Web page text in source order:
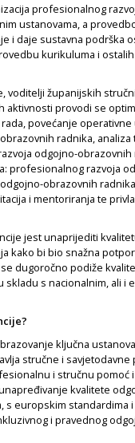
profesionalnog
ustanovama, a
i daje sustavna podrška
kurikuluma i
voditelji županijskih
provodi se
povećanje
radnika,
odgojno-obrazovnih
profesionalnog razvoja
obrazovnih
i mentoriranja te
jest unaprijediti
kako bi bio snažna
dugoročno podiže
s nacionalnim, ali i
ključna
stručne i savjetodavne
i stručnu pomoć
kvalitete
s europskim standardima
i pravednog